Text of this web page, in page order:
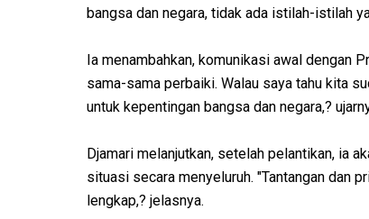
bangsa dan negara, tidak ada istilah-istilah
Ia menambahkan, komunikasi awal dengan
sama-sama perbaiki. Walau saya tahu kita
untuk kepentingan bangsa dan negara,?
Djamari melanjutkan, setelah pelantikan, ia
situasi secara menyeluruh. "Tantangan dan
lengkap,? jelasnya.